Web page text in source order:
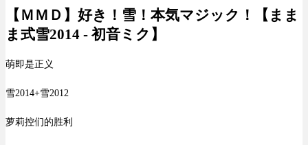
【ＭＭＤ】好き！雪！本気マジック！【まま
ま式雪2014 - 初音ミク】
萌即是正义
雪2014+雪2012
萝莉控们的胜利